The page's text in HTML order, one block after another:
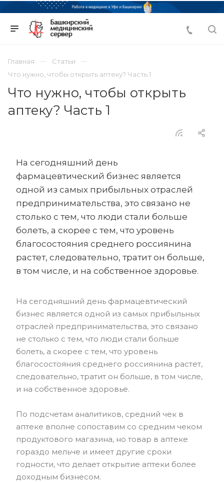
Главная
Статьи
Что нужно, чтобы открыть аптеку? Часть 1
Что нужно, чтобы открыть
аптеку? Часть 1
На сегодняшний день
фармацевтический бизнес является
одной из самых прибыльных отраслей
предпринимательства, это связано не
столько с тем, что люди стали больше
болеть, а скорее с тем, что уровень
благосостояния среднего россиянина
растет, следовательно, тратит он больше,
в том числе, и на собственное здоровье.
На сегодняшний день фармацевтический
бизнес является одной из самых прибыльных
отраслей предпринимательства, это связано
не столько с тем, что люди стали больше
болеть, а скорее с тем, что уровень
благосостояния среднего россиянина растет,
следовательно, тратит он больше, в том числе,
и на собственное здоровье.
По подсчетам аналитиков, средний чек в
аптеке вполне сопоставим со средним чеком
продуктового магазина, но товар в аптеке
гораздо мельче и имеет другие сроки
годности, что делает открытие аптеки более
доходным бизнесом.